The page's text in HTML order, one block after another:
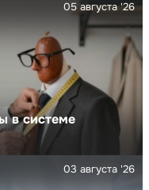
в системе
05 августа '26
03 августа '26